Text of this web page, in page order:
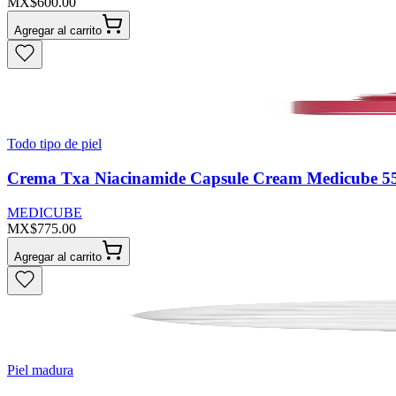
Agregar al carrito
Todo tipo de piel
Crema Txa Niacinamide Capsule Cream Medicube
MEDICUBE
MX$775.00
Agregar al carrito
Piel madura